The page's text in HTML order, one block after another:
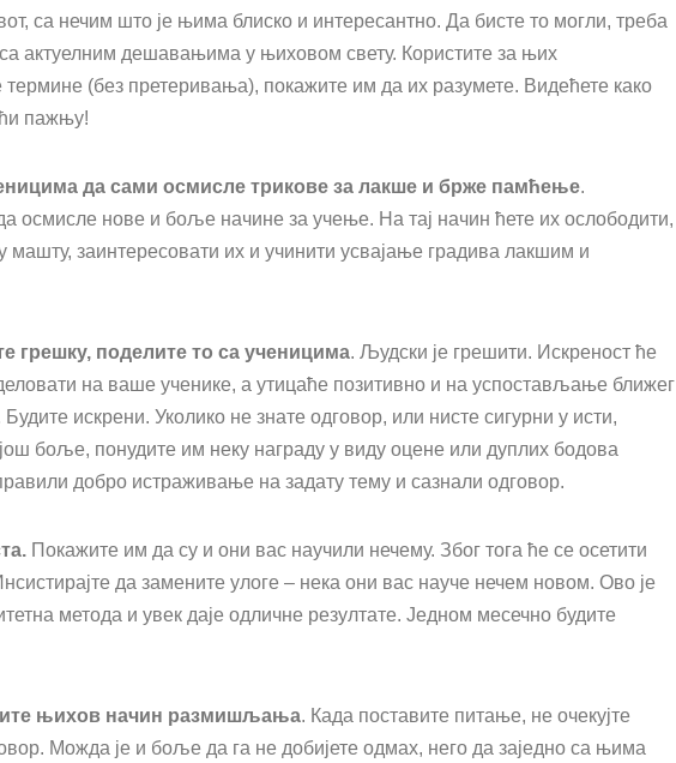
са нечим што је њима блиско и интересантно. Да бисте то могли, треба
са актуелним дешавањима у њиховом свету. Користите за њих
термине (без претеривања), покажите им да их разумете. Видећете како
пажњу!
да сами осмисле трикове за лакше и брже памћење.
осмисле нове и боље начине за учење. На тај начин ћете их ослободити,
машту, заинтересовати их и учинити усвајање градива лакшим и
грешку, поделите то са ученицима. Људски је грешити. Искреност ће
на ваше ученике, а утицаће позитивно и на успостављање ближег
искрени. Уколико не знате одговор, или нисте сигурни у исти,
боље, понудите им неку награду у виду оцене или дуплих бодова
добро истраживање на задату тему и сазнали одговор.
Покажите им да су и они вас научили нечему. Због тога ће се осетити
да замените улоге – нека они вас науче нечем новом. Ово је
метода и увек даје одличне резултате. Једном месечно будите
њихов начин размишљања. Када поставите питање, не очекујте
Можда је и боље да га не добијете одмах, него да заједно са њима